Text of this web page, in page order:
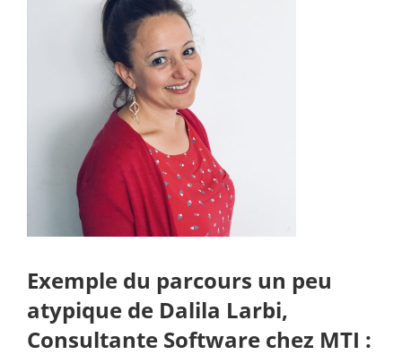
Exemple du parcours un peu
atypique de Dalila Larbi,
Consultante Software chez MTI :